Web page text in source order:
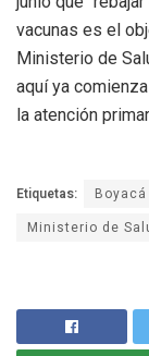
vacunas es el
Ministerio de
aquí ya
la atención
Etiquetas: Boyacá
Ministerio de